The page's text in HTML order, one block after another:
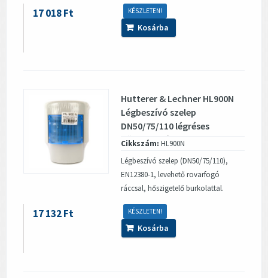
KÉSZLETEN!
17 018 Ft
Kosárba
Hutterer & Lechner HL900N
Légbeszívó szelep
DN50/75/110 légréses
hőszigeteléssel
Cikkszám: HL900N
Légbeszívó szelep (DN50/75/110),
EN12380-1, levehető rovarfogó
ráccsal, hőszigetelő burkolattal.
KÉSZLETEN!
17 132 Ft
Kosárba